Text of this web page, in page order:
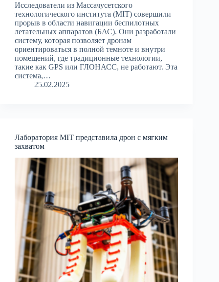
Исследователи из Массачусетского
технологического института (MIT) совершили
прорыв в области навигации беспилотных
летательных аппаратов (БАС). Они разработали
систему, которая позволяет дронам
ориентироваться в полной темноте и внутри
помещений, где традиционные технологии,
такие как GPS или ГЛОНАСС, не работают. Эта
система,…
25.02.2025
Лаборатория MIT представила дрон с мягким
захватом